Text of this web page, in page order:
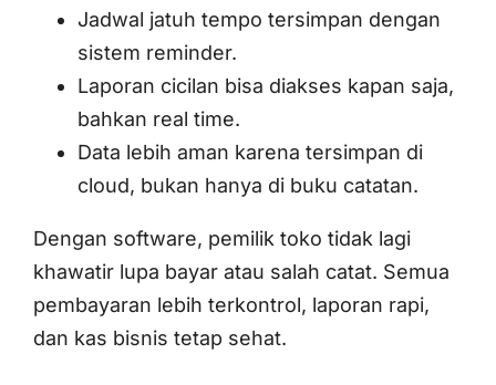
Jadwal jatuh tempo tersimpan dengan
sistem reminder.
Laporan cicilan bisa diakses kapan saja,
bahkan real time.
Data lebih aman karena tersimpan di
cloud, bukan hanya di buku catatan.
Dengan software, pemilik toko tidak lagi
khawatir lupa bayar atau salah catat. Semua
pembayaran lebih terkontrol, laporan rapi,
dan kas bisnis tetap sehat.